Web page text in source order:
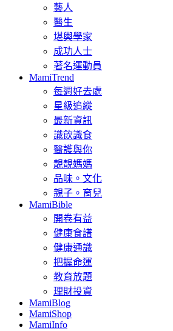
藝人
醫生
堪輿學家
成功人士
著名運動員
MamiTrend
每週好去處
星級追縱
最新資訊
識飲識食
醫護與你
靚靚媽媽
品味。文化
親子。育兒
MamiBible
開卷有益
健康食譜
健康通識
把握命運
教育放題
理財投資
MamiBlog
MamiShop
MamiInfo